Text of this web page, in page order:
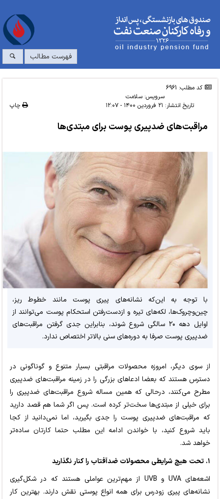
فهرست مطالب
کد مطلب: 6961
سرویس:سلامت
تاریخ انتشار: ۲۱ فروردین ۱۴۰۰ - ۱۲:۰۷ چاپ
مراقبت‌های ضدپیری پوست برای مبتدی‌ها
با توجه به این‌که نشانه‌های پیری پوست مانند خطوط ریز،
چین‌وچروک‌ها، لکه‌های تیره و ازدست‌رفتن استحکام پوست می‌توانند از
اوایل دهه ۲۰ سالگی شروع شوند، بنابراین جدی گرفتن مراقبت‌های
ضدپیری پوست صرفا به دوره‌های سنی بالاتر اختصاص ندارد.
از سوی دیگر، امروزه محصولات مراقبتی بسیار متنوع و گوناگونی در
دسترس هستند که بعضا ادعاهای بزرگی را در زمینه مراقبت‌های ضدپیری
مطرح می‌کنند، درحالی که همین مساله شروع مراقبت‌های ضدپیری را
برای خیلی از مبتدی‌ها سخت‌تر کرده است. پس اگر شما هم قصد دارید
که مراقبت‌های ضدپیری پوست را جدی بگیرید، اما نمی‌دانید از کجا
باید شروع کنید، با خواندن ادامه این مطلب حتما کارتان ساده‌تر
خواهد شد.
۱. تحت هیچ شرایطی محصولات ضدآفتاب را کنار نگذارید
اشعه‌های UVA و UVB از مهم‌ترین عواملی هستند که در شکل‌گیری
نشانه‌های پیری زودرس برای همه انواع پوستی نقش دارند. بهترین کار